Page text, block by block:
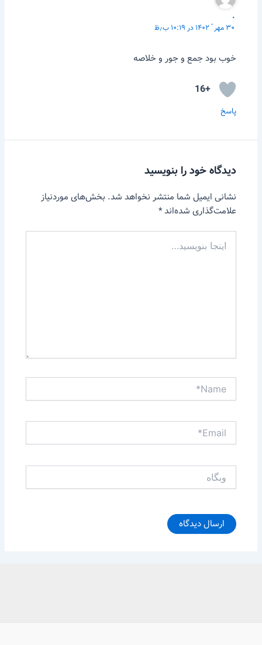
.
۳۰ مهر ّ ۱۴۰۲ در ۱۰:۱۹ ب٫ظ
خوب بود جمع و جور و خلاصه
+16
پاسخ
دیدگاه‌ خود را بنویسید
نشانی ایمیل شما منتشر نخواهد شد. بخش‌های موردنیاز
علامت‌گذاری شده‌اند*
بنویسید…
Email*